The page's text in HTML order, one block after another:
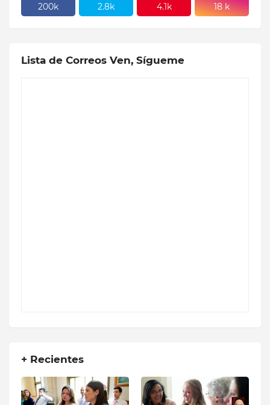
200k 2.8k 4.1k 18 k
Lista de Correos Ven, Sígueme
+ Recientes